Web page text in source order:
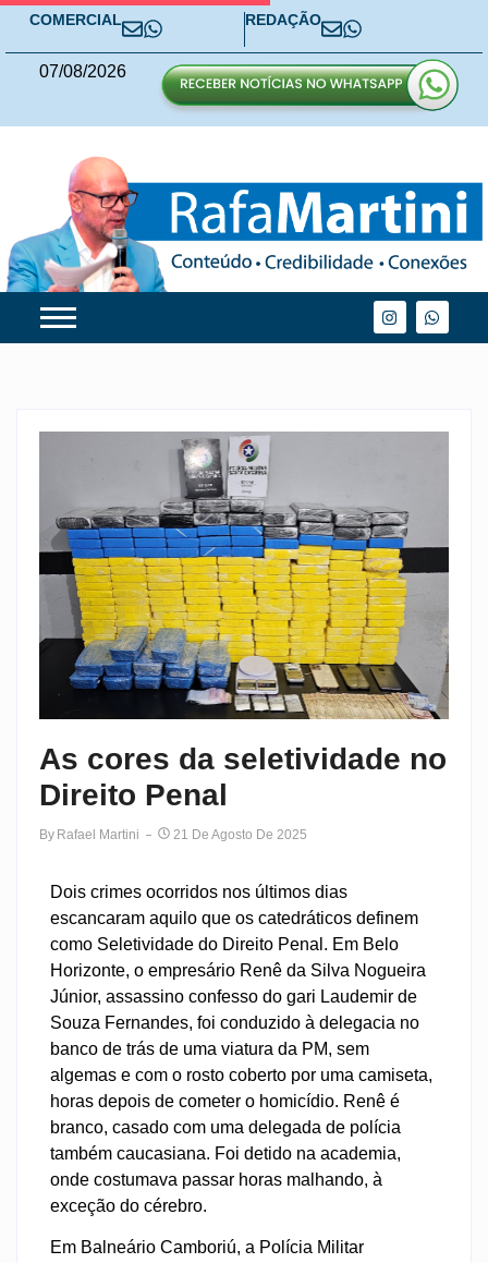
COMERCIAL REDAÇÃO
07/08/2026
As cores da seletividade no
Direito Penal
By Rafael Martini 21 De Agosto De 2025
Dois crimes ocorridos nos últimos dias
escancaram aquilo que os catedráticos definem
como Seletividade do Direito Penal. Em Belo
Horizonte, o empresário Renê da Silva Nogueira
Júnior, assassino confesso do gari Laudemir de
Souza Fernandes, foi conduzido à delegacia no
banco de trás de uma viatura da PM, sem
algemas e com o rosto coberto por uma camiseta,
horas depois de cometer o homicídio. Renê é
branco, casado com uma delegada de polícia
também caucasiana. Foi detido na academia,
onde costumava passar horas malhando, à
exceção do cérebro.
Em Balneário Camboriú, a Polícia Militar